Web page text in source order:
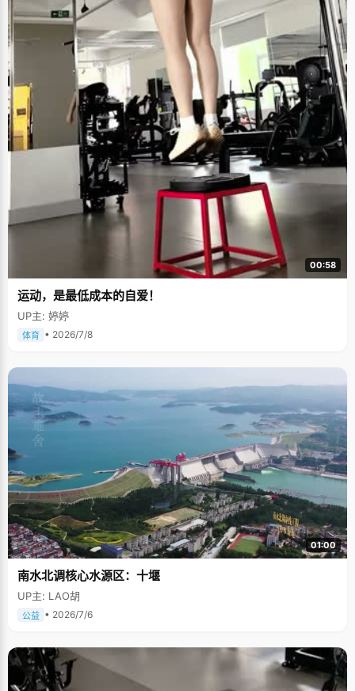
00:58
运动，是最低成本的自爱！
UP主: 婷婷
体育 • 2026/7/8
01:00
南水北调核心水源区：十堰
UP主: LAO胡
公益 • 2026/7/6